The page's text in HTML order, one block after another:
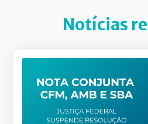
Notícias